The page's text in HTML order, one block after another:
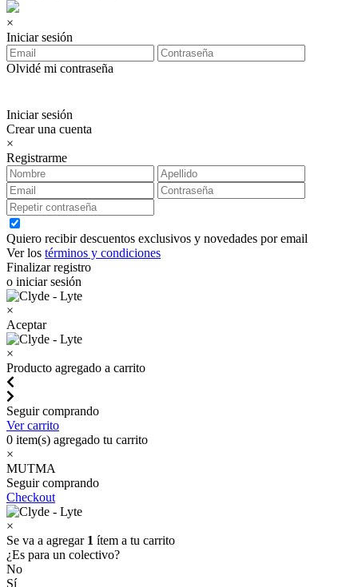
×
Iniciar sesión
Olvidé mi contraseña
Iniciar sesión
Crear una cuenta
×
Registrarme
Quiero recibir descuentos exclusivos y novedades por email
Ver los términos y condiciones
Finalizar registro
o iniciar sesión
×
Aceptar
×
Producto agregado a carrito
Seguir comprando
Ver carrito
0 item(s) agregado tu carrito
×
MUTMA
Seguir comprando
Checkout
×
Se va a agregar 1 ítem a tu carrito
¿Es para un colectivo?
No
Sí